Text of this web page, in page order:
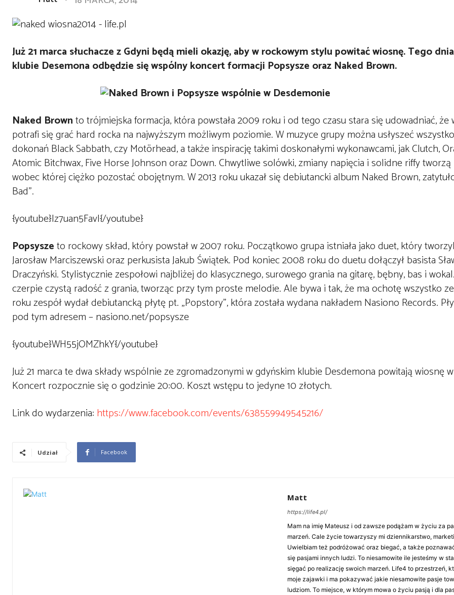
Już 21 marca słuchacze z Gdyni będą mieli okazję, aby w rockowym stylu powitać wiosnę. Tego
klubie Desemona odbędzie się wspólny koncert formacji Popsysze oraz Naked Brown.
Naked Brownto trójmiejska formacja, która powstała 2009 roku i od tego czasu stara się udowadniać, że
potrafi się grać hard rocka na najwyższym możliwym poziomie. W muzyce grupy można usłyszeć
dokonań Black Sabbath, czy Motörhead, a także inspirację takimi doskonałymi wykonawcami, jak Clutch,
Atomic Bitchwax, Five Horse Johnson oraz Down. Chwytliwe solówki, zmiany napięcia i solidne riffy tworzą
wobec której ciężko pozostać obojętnym. W 2013 roku ukazał się debiutancki album Naked Brown,
Bad”.
{youtube}Iz7uan5FavI{/youtube}
Popsyszeto rockowy skład, który powstał w 2007 roku. Początkowo grupa istniała jako duet, który
Jarosław Marciszewski oraz perkusista Jakub Świątek. Pod koniec 2008 roku do duetu dołączył basista
Draczyński. Stylistycznie zespołowi najbliżej do klasycznego, surowego grania na gitarę, bębny, bas i
czerpie czystą radość z grania, tworząc przy tym proste melodie. Ale bywa i tak, że ma ochotę wszystko
roku zespół wydał debiutancką płytę pt. „Popstory”, która została wydana nakładem Nasiono Records.
pod tym adresem – nasiono.net/popsysze
{youtube}WH55jOMZhkY{/youtube}
Już 21 marca te dwa składy wspólnie ze zgromadzonymi w gdyńskim klubie Desdemona powitają wiosnę
Koncert rozpocznie się o godzinie 20:00. Koszt wstępu to jedyne 10 złotych.
Link do wydarzenia: https://www.facebook.com/events/638559949545216/
Udział Facebook
Matt
https://life4.pl/
Mam na imię Mateusz i od zawsze podążam w życiu za
marzeń. Cale życie towarzyszy mi dziennikarstwo,
Uwielbiam też podróżować oraz biegać, a także
się pasjami innych ludzi. To niesamowite ile jesteśmy w
sięgać po realizację swoich marzeń. Life4 to przestrzeń,
moje zajawki i ma pokazywać jakie niesamowite pasje
ludziom. To miejsce, w którym mowa o życiu pasją i dla